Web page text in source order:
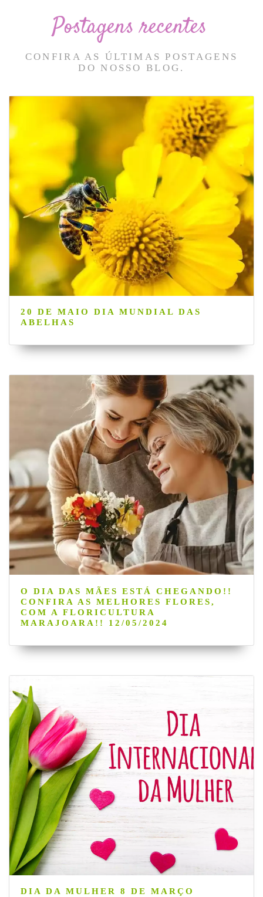
Postagens recentes
CONFIRA AS ÚLTIMAS POSTAGENS
DO NOSSO BLOG.
20 DE MAIO DIA MUNDIAL DAS
ABELHAS
O DIA DAS MÃES ESTÁ CHEGANDO!!
CONFIRA AS MELHORES FLORES,
COM A FLORICULTURA
MARAJOARA!! 12/05/2024
DIA DA MULHER 8 DE MARÇO